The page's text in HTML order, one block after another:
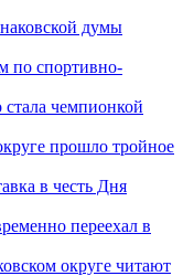
думы
по спортивно-
чемпионкой
прошло тройное
в честь Дня
переехал в
округе читают